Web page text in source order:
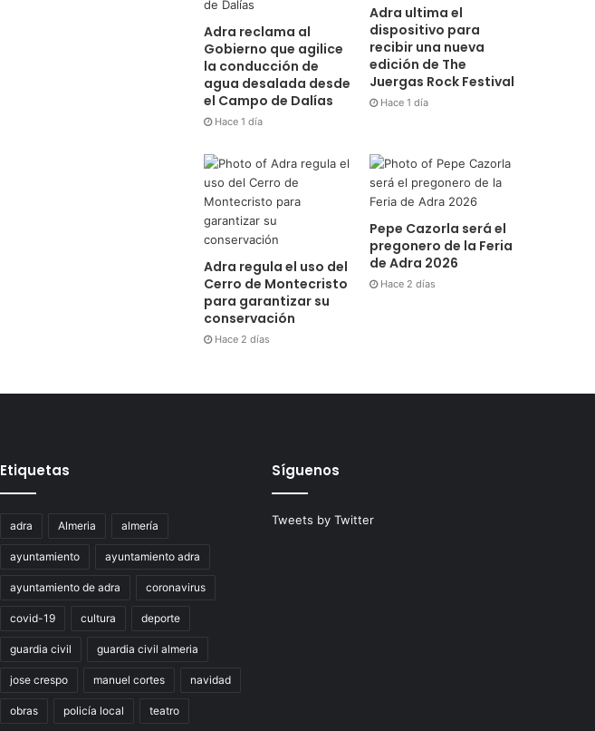
Adra reclama al
Gobierno que agilice
la conducción de
agua desalada desde
el Campo de Dalías
Hace 1 día
Adra ultima el
dispositivo para
recibir una nueva
edición de The
Juergas Rock Festival
Hace 1 día
Adra regula el uso del
Cerro de Montecristo
para garantizar su
conservación
Hace 2 días
Pepe Cazorla será el
pregonero de la Feria
de Adra 2026
Hace 2 días
Etiquetas
adra Almeria almería
ayuntamiento ayuntamiento adra
ayuntamiento de adra coronavirus
covid-19 cultura deporte
guardia civil guardia civil almeria
jose crespo manuel cortes navidad
obras policía local teatro
Síguenos
Tweets by Twitter